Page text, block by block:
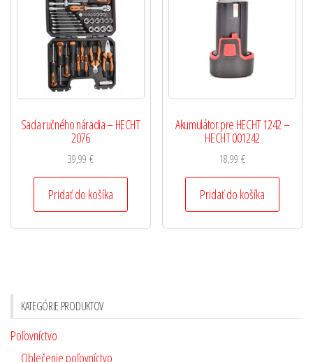
Sada ručného náradia – HECHT
2076
39,99 €
Pridať do košíka
Akumulátor pre HECHT 1242 –
HECHT 001242
18,99€
Pridať do košíka
KATEGÓRIE PRODUKTOV
Poľovníctvo
Oblečenie poľovníctvo